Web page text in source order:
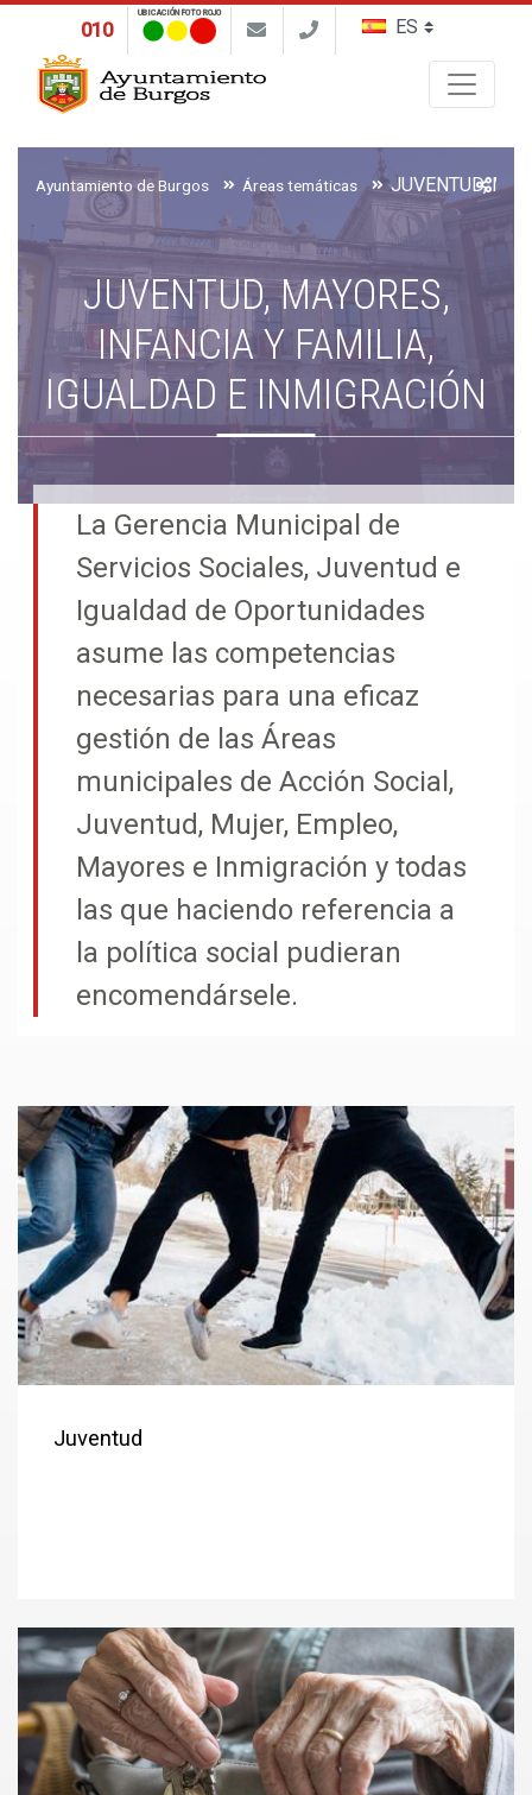
010
UBICACIÓN FOTO ROJO
Ayuntamiento de Burgos Áreas temáticas
JUVENTUD, MAYORES,
INFANCIA Y FAMILIA,
IGUALDAD E INMIGRACIÓN
La Gerencia Municipal de
Servicios Sociales, Juventud e
Igualdad de Oportunidades
asume las competencias
necesarias para una eficaz
gestión de las Áreas
municipales de Acción Social,
Juventud, Mujer, Empleo,
Mayores e Inmigración y todas
las que haciendo referencia a
la política social pudieran
encomendársele.
Juventud